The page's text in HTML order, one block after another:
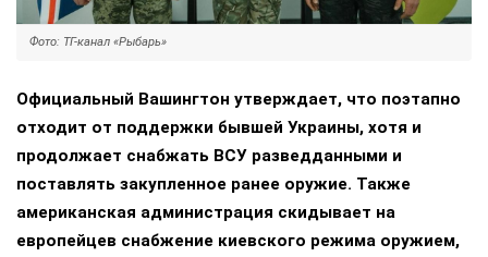
Фото: ТГ-канал «Рыбарь»
Официальный Вашингтон утверждает, что поэтапно
отходит от поддержки бывшей Украины, хотя и
продолжает снабжать ВСУ разведданными и
поставлять закупленное ранее оружие. Также
американская администрация скидывает на
европейцев снабжение киевского режима оружием,